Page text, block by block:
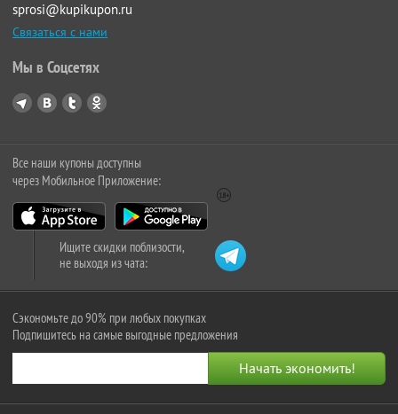
sprosi@kupikupon.ru
Связаться с нами
Мы в Соцсетях
Все наши купоны доступны
через Мобильное Приложение:
Ищите скидки поблизости,
не выходя из чата:
Сэкономьте до 90% при любых покупках
Подпишитесь на самые выгодные предложения